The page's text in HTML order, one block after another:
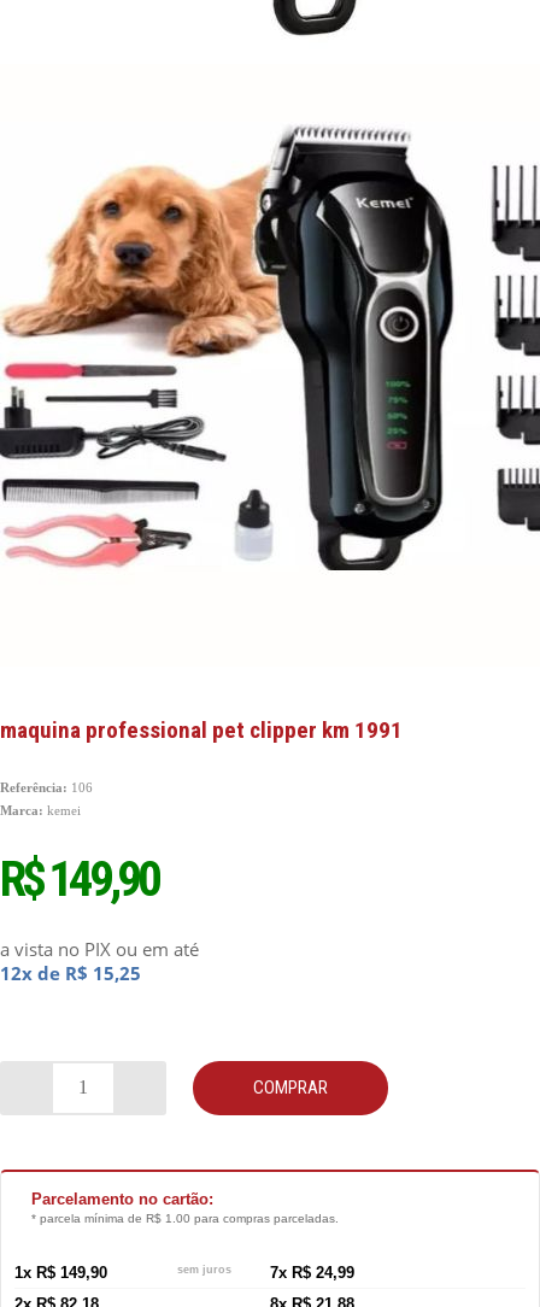
maquina professional pet clipper km 1991
Referência: 106
Marca: kemei
R$ 149,90
a vista no PIX ou em até
12x de R$ 15,25
COMPRAR
Parcelamento no cartão:
* parcela mínima de R$ 1.00 para compras parceladas.
1x R$ 149,90 sem juros
7x R$ 24,99